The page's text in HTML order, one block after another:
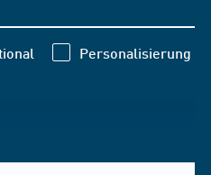
Personalisierung